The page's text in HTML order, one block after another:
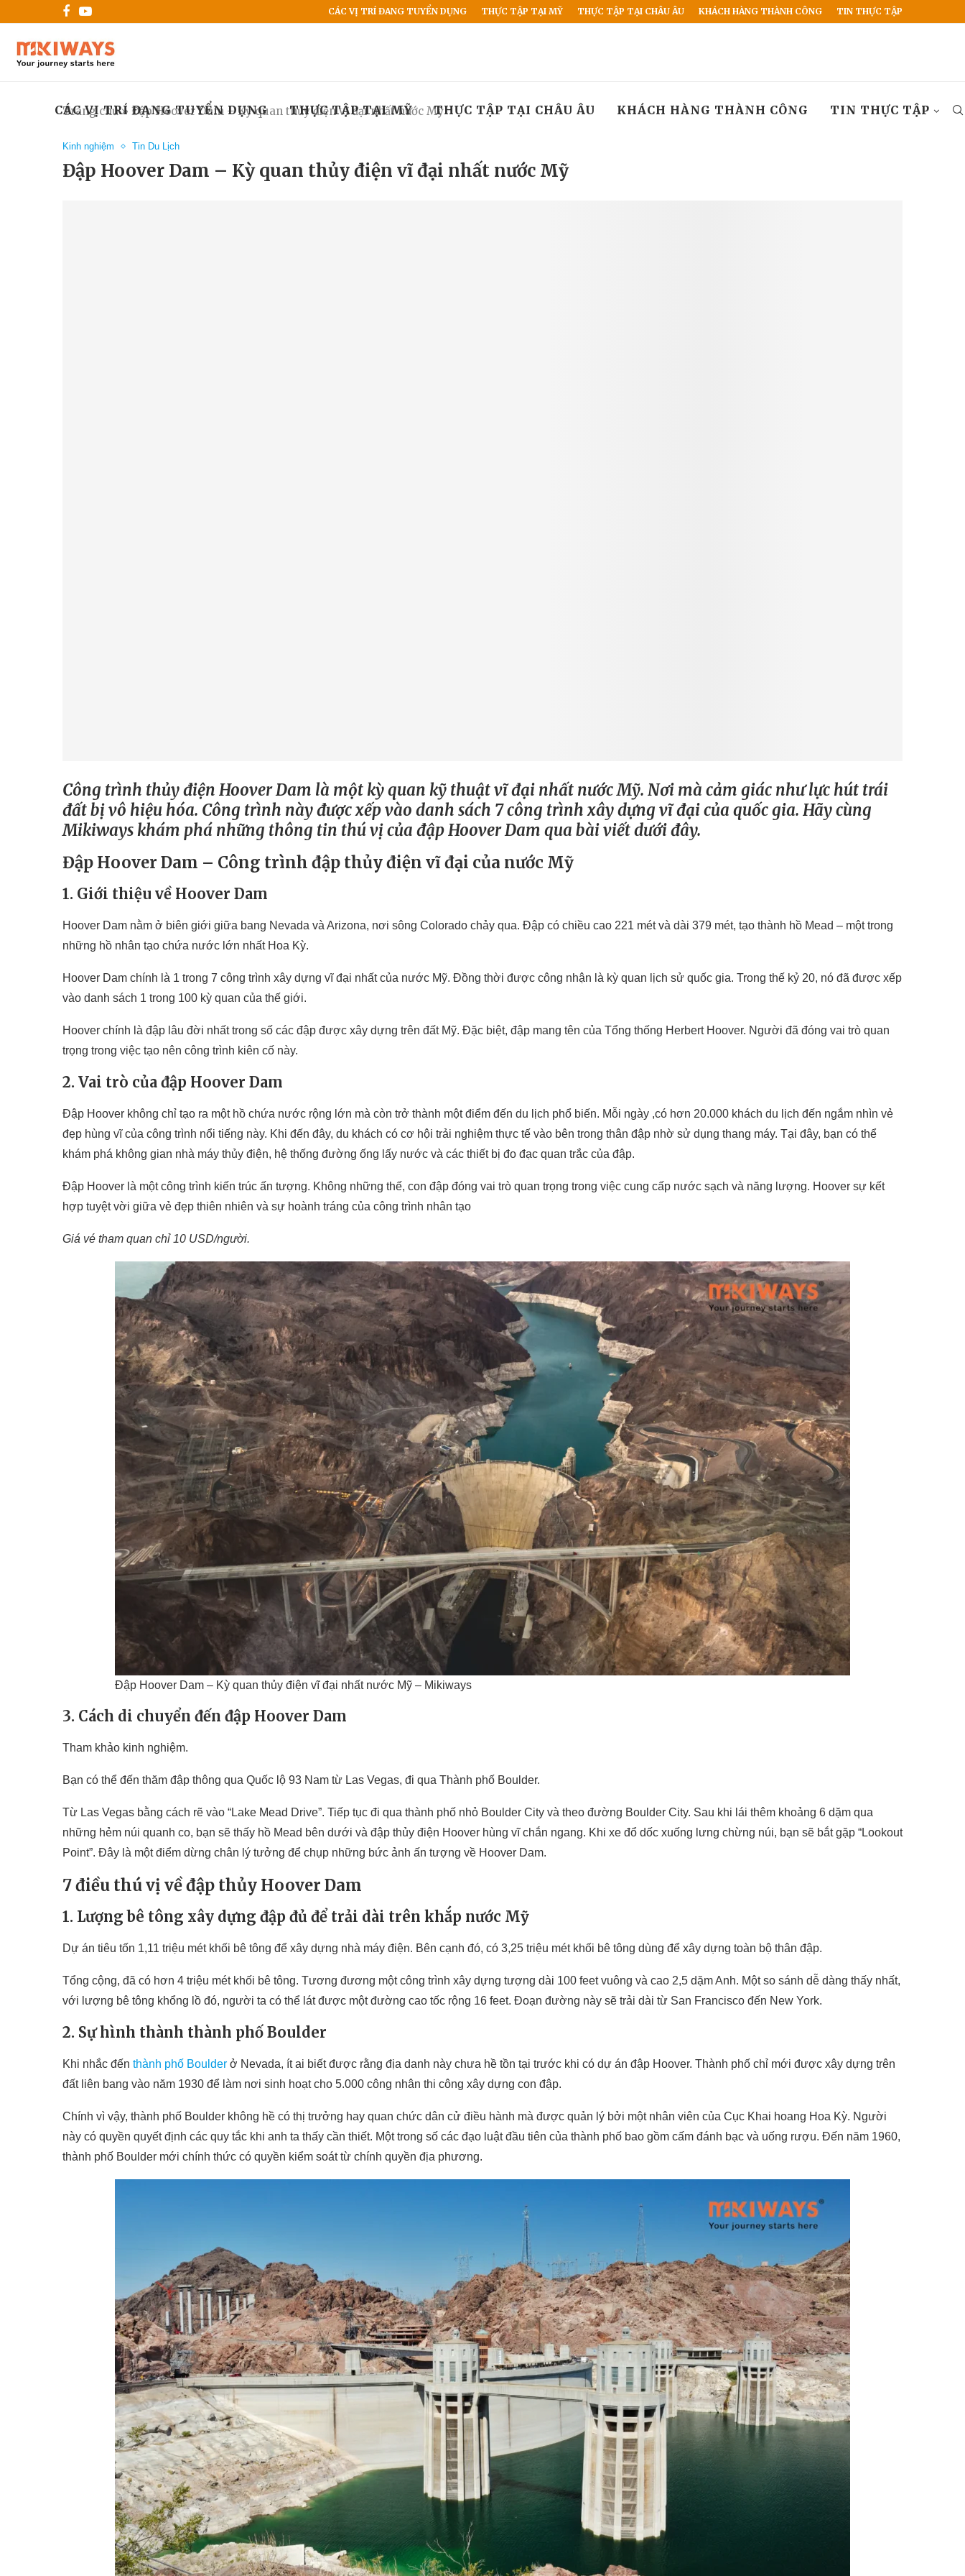
CÁC VỊ TRÍ ĐANG TUYỂN DỤNG THỰC TẬP TẠI MỸ THỰC TẬP TẠI CHÂU ÂU KHÁCH HÀNG THÀNH CÔNG TIN THỰC TẬP
CÁC VỊ TRÍ ĐANG TUYỂN DỤNG THỰC TẬP TẠI MỸ THỰC TẬP TẠI CHÂU ÂU KHÁCH HÀNG THÀNH CÔNG TIN THỰC TẬP
Trang chủ» Đập Hoover Dam – Kỳ quan thủy điện vĩ đại nhất nước Mỹ
Kinh nghiệm Tin Du Lịch
Đập Hoover Dam – Kỳ quan thủy điện vĩ đại nhất nước Mỹ
Công trình thủy điện Hoover Dam là một kỳ quan kỹ thuật vĩ đại nhất nước Mỹ. Nơi mà cảm giác như lực hút trái
đất bị vô hiệu hóa. Công trình này được xếp vào danh sách 7 công trình xây dựng vĩ đại của quốc gia. Hãy cùng
Mikiways khám phá những thông tin thú vị của đập Hoover Dam qua bài viết dưới đây.
Đập Hoover Dam – Công trình đập thủy điện vĩ đại của nước Mỹ
1. Giới thiệu về Hoover Dam
Hoover Dam nằm ở biên giới giữa bang Nevada và Arizona, nơi sông Colorado chảy qua. Đập có chiều cao 221 mét và dài 379 mét, tạo thành hồ Mead – một trong
những hồ nhân tạo chứa nước lớn nhất Hoa Kỳ.
Hoover Dam chính là 1 trong 7 công trình xây dựng vĩ đại nhất của nước Mỹ. Đồng thời được công nhận là kỳ quan lịch sử quốc gia. Trong thế kỷ 20, nó đã được xếp
vào danh sách 1 trong 100 kỳ quan của thế giới.
Hoover chính là đập lâu đời nhất trong số các đập được xây dựng trên đất Mỹ. Đặc biệt, đập mang tên của Tổng thống Herbert Hoover. Người đã đóng vai trò quan
trọng trong việc tạo nên công trình kiên cố này.
2. Vai trò của đập Hoover Dam
Đập Hoover không chỉ tạo ra một hồ chứa nước rộng lớn mà còn trở thành một điểm đến du lịch phổ biến. Mỗi ngày ,có hơn 20.000 khách du lịch đến ngắm nhìn vẻ
đẹp hùng vĩ của công trình nổi tiếng này. Khi đến đây, du khách có cơ hội trải nghiệm thực tế vào bên trong thân đập nhờ sử dụng thang máy. Tại đây, bạn có thể
khám phá không gian nhà máy thủy điện, hệ thống đường ống lấy nước và các thiết bị đo đạc quan trắc của đập.
Đập Hoover là một công trình kiến trúc ấn tượng. Không những thế, con đập đóng vai trò quan trọng trong việc cung cấp nước sạch và năng lượng. Hoover sự kết
hợp tuyệt vời giữa vẻ đẹp thiên nhiên và sự hoành tráng của công trình nhân tạo
Giá vé tham quan chỉ 10 USD/người.
Đập Hoover Dam – Kỳ quan thủy điện vĩ đại nhất nước Mỹ – Mikiways
3. Cách di chuyển đến đập Hoover Dam
Tham khảo kinh nghiệm.
Bạn có thể đến thăm đập thông qua Quốc lộ 93 Nam từ Las Vegas, đi qua Thành phố Boulder.
Từ Las Vegas bằng cách rẽ vào “Lake Mead Drive”. Tiếp tục đi qua thành phố nhỏ Boulder City và theo đường Boulder City. Sau khi lái thêm khoảng 6 dặm qua
những hẻm núi quanh co, bạn sẽ thấy hồ Mead bên dưới và đập thủy điện Hoover hùng vĩ chắn ngang. Khi xe đổ dốc xuống lưng chừng núi, bạn sẽ bắt gặp “Lookout
Point”. Đây là một điểm dừng chân lý tưởng để chụp những bức ảnh ấn tượng về Hoover Dam.
7 điều thú vị về đập thủy Hoover Dam
1. Lượng bê tông xây dựng đập đủ để trải dài trên khắp nước Mỹ
Dự án tiêu tốn 1,11 triệu mét khối bê tông để xây dựng nhà máy điện. Bên cạnh đó, có 3,25 triệu mét khối bê tông dùng để xây dựng toàn bộ thân đập.
Tổng cộng, đã có hơn 4 triệu mét khối bê tông. Tương đương một công trình xây dựng tượng dài 100 feet vuông và cao 2,5 dặm Anh. Một so sánh dễ dàng thấy nhất,
với lượng bê tông khổng lồ đó, người ta có thể lát được một đường cao tốc rộng 16 feet. Đoạn đường này sẽ trải dài từ San Francisco đến New York.
2. Sự hình thành thành phố Boulder
Khi nhắc đến thành phố Boulder ở Nevada, ít ai biết được rằng địa danh này chưa hề tồn tại trước khi có dự án đập Hoover. Thành phố chỉ mới được xây dựng trên
đất liên bang vào năm 1930 để làm nơi sinh hoạt cho 5.000 công nhân thi công xây dựng con đập.
Chính vì vậy, thành phố Boulder không hề có thị trưởng hay quan chức dân cử điều hành mà được quản lý bởi một nhân viên của Cục Khai hoang Hoa Kỳ. Người
này có quyền quyết định các quy tắc khi anh ta thấy cần thiết. Một trong số các đạo luật đầu tiên của thành phố bao gồm cấm đánh bạc và uống rượu. Đến năm 1960,
thành phố Boulder mới chính thức có quyền kiểm soát từ chính quyền địa phương.